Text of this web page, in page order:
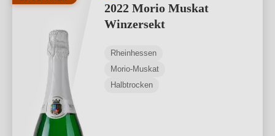
2022 Morio Muskat
Winzersekt
Rheinhessen
Morio-Muskat
Halbtrocken